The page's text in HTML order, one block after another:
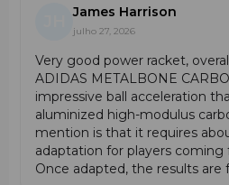
James Harrison
julho 27, 2026
Very good power racket,
ADIDAS METALBONE
impressive ball acceleration
aluminized high-modulus
mention is that it requires
adaptation for players coming
Once adapted, the results are